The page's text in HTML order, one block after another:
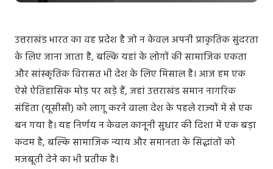
उत्तराखंड भारत का वह प्रदेश है जो न केवल अपनी प्राकृतिक सुंदरता
के लिए जाना जाता है, बल्कि यहां के लोगों की सामाजिक एकता
और सांस्कृतिक विरासत भी देश के लिए मिसाल है। आज हम एक
ऐसे ऐतिहासिक मोड़ पर खड़े हैं, जहां उत्तराखंड समान नागरिक
संहिता (यूसीसी) को लागू करने वाला देश के पहले राज्यों में से एक
बन गया है। यह निर्णय न केवल कानूनी सुधार की दिशा में एक बड़ा
कदम है, बल्कि सामाजिक न्याय और समानता के सिद्धांतों को
मजबूती देने का भी प्रतीक है।